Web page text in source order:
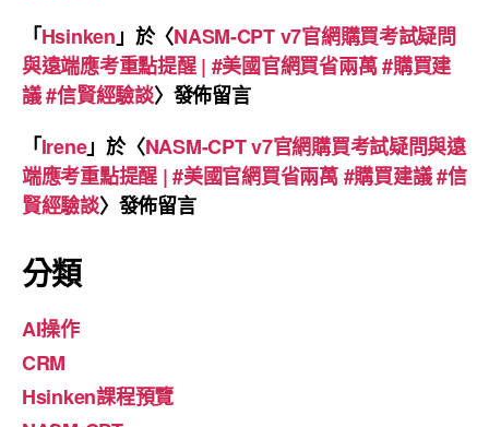
「Hsinken 」於〈NASM-CPT v7官網購買考試疑問
與遠端應考重點提醒 | #美國官網買省兩萬 #購買建
議 #信賢經驗談〉發佈留言
「Irene」於〈NASM-CPT v7官網購買考試疑問與遠
端應考重點提醒 | #美國官網買省兩萬 #購買建議 #信
賢經驗談〉發佈留言
分類
AI操作
CRM
Hsinken課程預覽